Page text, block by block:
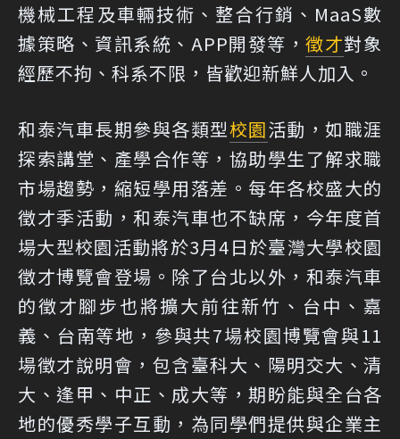
機械工程及車輛技術、整合行銷、MaaS數
據策略、資訊系統、APP開發等，徵才對象
經歷不拘、科系不限，皆歡迎新鮮人加入。
和泰汽車長期參與各類型校園活動，如職涯
探索講堂、產學合作等，協助學生了解求職
市場趨勢，縮短學用落差。每年各校盛大的
徵才季活動，和泰汽車也不缺席，今年度首
場大型校園活動將於3月4日於臺灣大學校園
徵才博覽會登場。除了台北以外，和泰汽車
的徵才腳步也將擴大前往新竹、台中、嘉
義、台南等地，參與共7場校園博覽會與11
場徵才說明會，包含臺科大、陽明交大、清
大、逢甲、中正、成大等，期盼能與全台各
地的優秀學子互動，為同學們提供與企業主